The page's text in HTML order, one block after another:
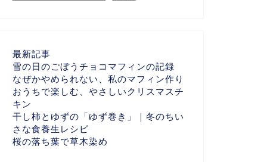
最新記事
雪の日のごぼうチョコマフィンの記録
なぜかやめられない、私のマフィン作り
おうちで楽しむ、やさしいクリスマスチ
キン
干し柿とゆずの「ゆず巻き」｜冬のちい
さな食養生レシピ
桜の落ち葉で草木染め